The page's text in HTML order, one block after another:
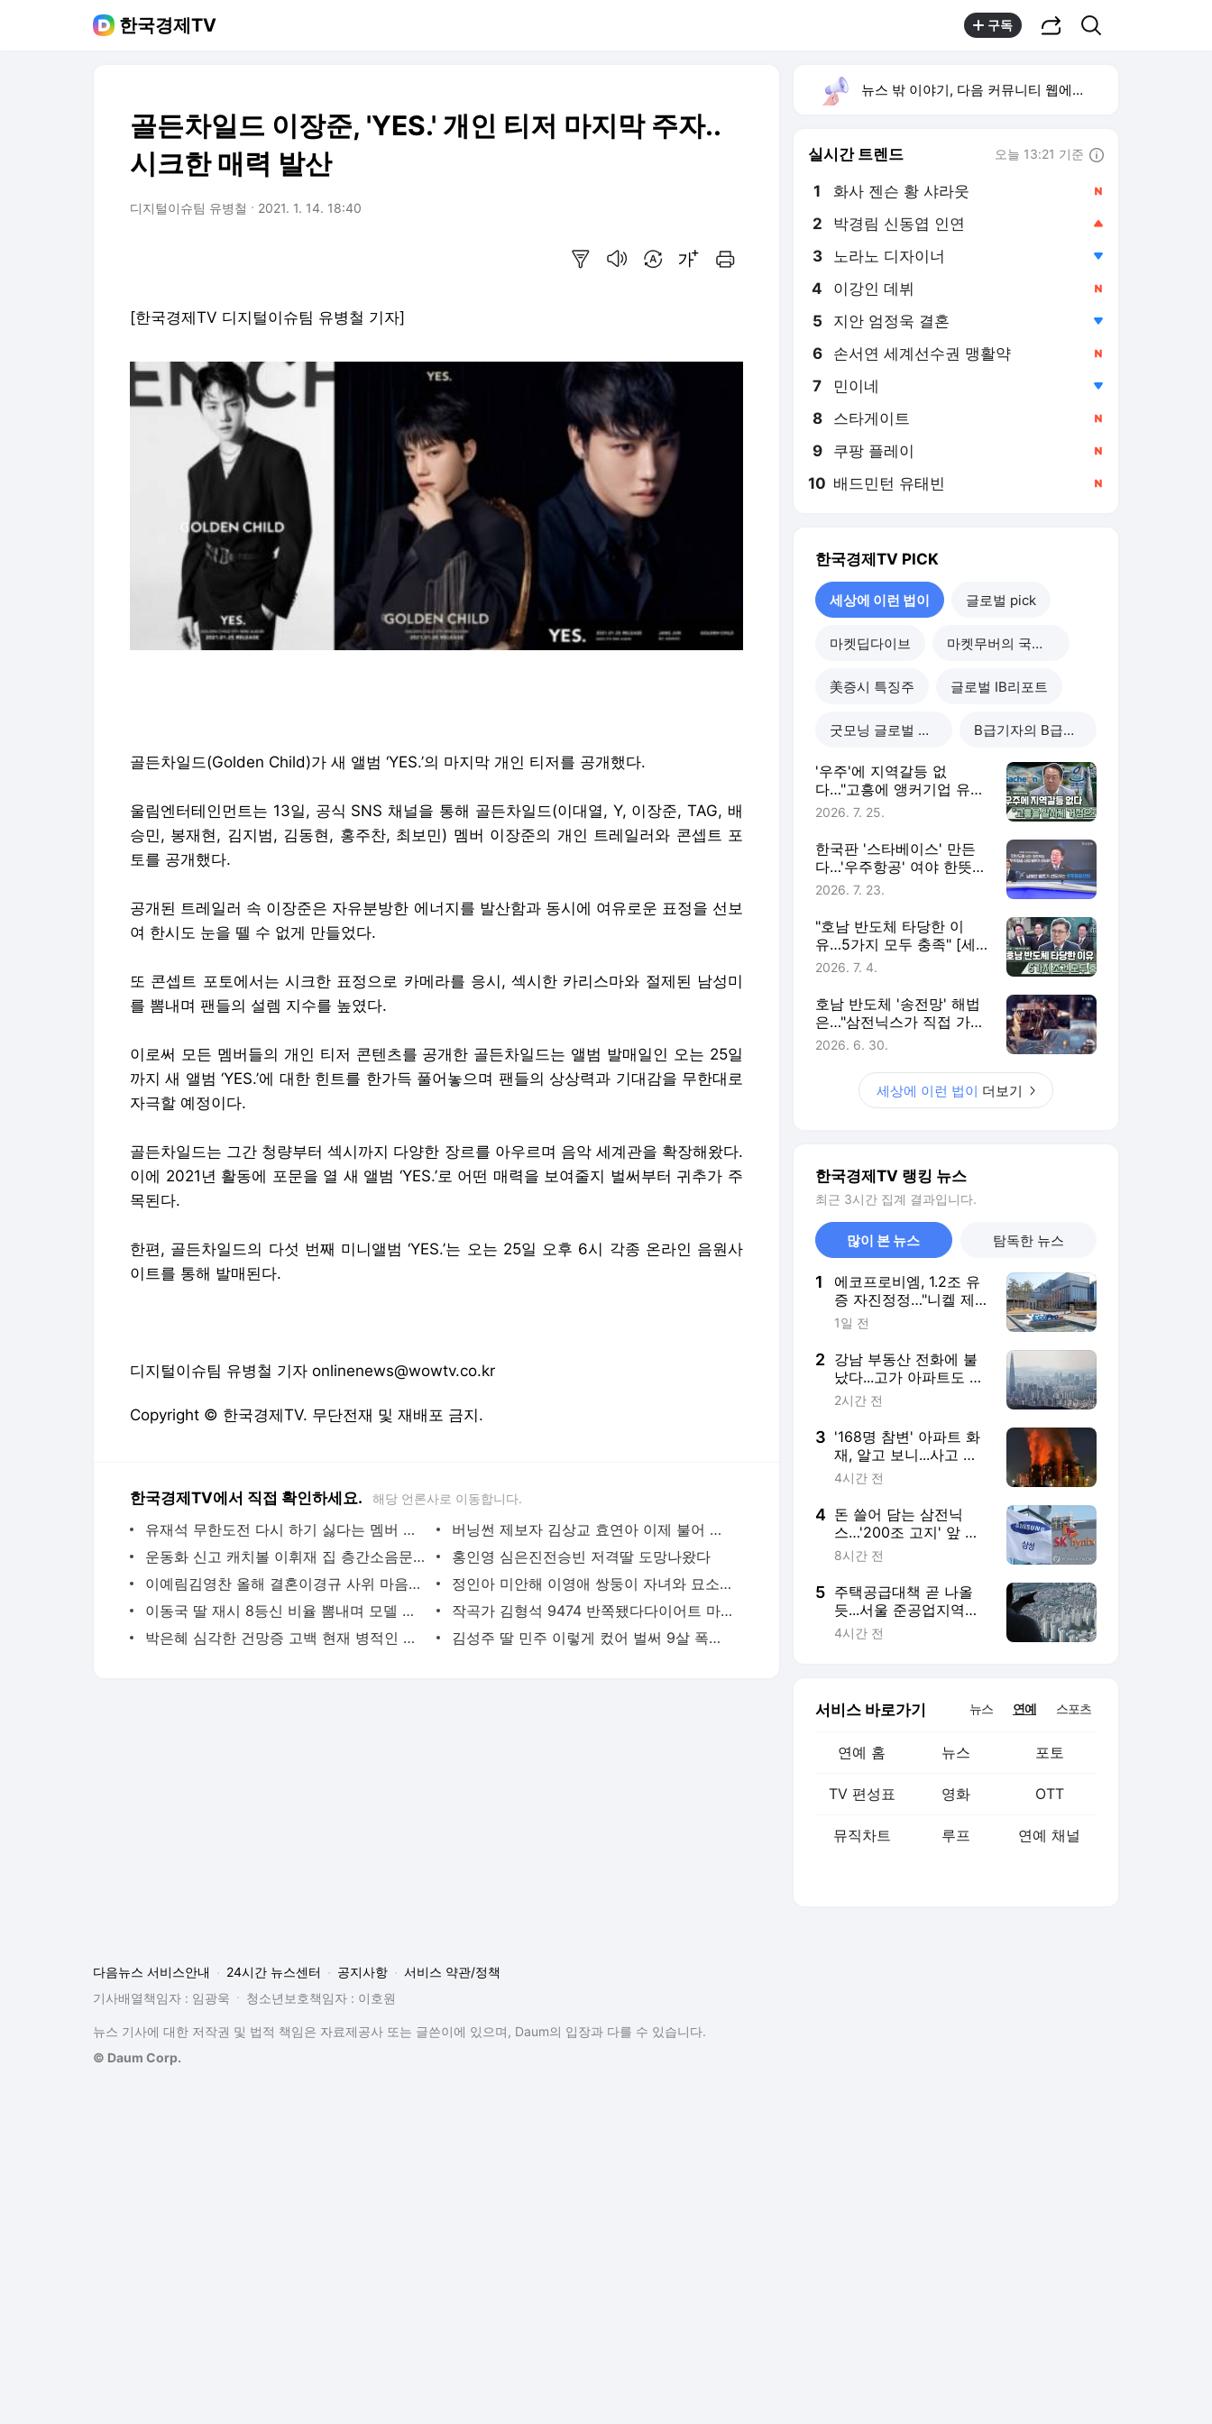
한국경제TV 구독
골든차일드 이장준, 'YES.' 개인 티저 마지막 주자..
시크한 매력 발산
디지털이슈팀 유병철 2021. 1. 14. 18:40
[한국경제TV 디지털이슈팀 유병철 기자]
골든차일드(Golden Child)가 새 앨범 ‘YES.’의 마지막 개인 티저를 공개했다.
울림엔터테인먼트는 13일, 공식 SNS 채널을 통해 골든차일드(이대열, Y, 이장준, TAG, 배
승민, 봉재현, 김지범, 김동현, 홍주찬, 최보민) 멤버 이장준의 개인 트레일러와 콘셉트 포
토를 공개했다.
공개된 트레일러 속 이장준은 자유분방한 에너지를 발산함과 동시에 여유로운 표정을 선보
여 한시도 눈을 뗄 수 없게 만들었다.
또 콘셉트 포토에서는 시크한 표정으로 카메라를 응시, 섹시한 카리스마와 절제된 남성미
를 뽐내며 팬들의 설렘 지수를 높였다.
이로써 모든 멤버들의 개인 티저 콘텐츠를 공개한 골든차일드는 앨범 발매일인 오는 25일
까지 새 앨범 ‘YES.’에 대한 힌트를 한가득 풀어놓으며 팬들의 상상력과 기대감을 무한대로
자극할 예정이다.
골든차일드는 그간 청량부터 섹시까지 다양한 장르를 아우르며 음악 세계관을 확장해왔다.
이에 2021년 활동에 포문을 열 새 앨범 ‘YES.’로 어떤 매력을 보여줄지 벌써부터 귀추가 주
목된다.
한편, 골든차일드의 다섯 번째 미니앨범 ‘YES.’는 오는 25일 오후 6시 각종 온라인 음원사
이트를 통해 발매된다.
디지털이슈팀 유병철 기자 onlinenews@wowtv.co.kr
Copyright © 한국경제TV. 무단전재 및 재배포 금지.
한국경제TV에서 직접 확인하세요. 해당 언론사로 이동합니다.
유재석 무한도전 다시 하기 싫다는 멤버 있어
버닝썬 제보자 김상교 효연아 이제 불어 증언 촉구
운동화 신고 캐치볼 이휘재 집 층간소음문정원 사과
홍인영 심은진전승빈 저격딸 도망나왔다
이예림김영찬 올해 결혼이경규 사위 마음에 들어
정인아 미안해 이영애 쌍둥이 자녀와 묘소 찾아 눈물
이동국 딸 재시 8등신 비율 뽐내며 모델 포스
작곡가 김형석 9474 반쪽됐다다이어트 마법
박은혜 심각한 건망증 고백 현재 병적인 상태
김성주 딸 민주 이렇게 컸어 벌써 9살 폭풍성장
뉴스 밖 이야기, 다음 커뮤니티 웹에서 보기
실시간 트렌드 오늘 13:21 기준
1 화사 젠슨 황 샤라웃
2 박경림 신동엽 인연
3 노라노 디자이너
4 이강인 데뷔
5 지안 엄정욱 결혼
6 손서연 세계선수권 맹활약
7 민이네
8 스타게이트
9 쿠팡 플레이
10 배드민턴 유태빈
한국경제TV PICK
세상에 이런 법이 글로벌 pick
마켓딥다이브 마켓무버의 국장힌트
美증시 특징주 글로벌 IB리포트
굿모닝 글로벌 이슈 B급기자의 B급리포트
'우주'에 지역갈등 없
다…"고흥에 앵커기업 유
치" [세상에 이런 법이]
2026. 7. 25.
한국판 '스타베이스' 만든
다…'우주항공' 여야 한뜻
[세상에 이런 법이]
2026. 7. 23.
"호남 반도체 타당한 이
유…5가지 모두 충족" [세
상에 이런 법이]
2026. 7. 4.
호남 반도체 '송전망' 해법
은…"삼전닉스가 직접 가
능" [세상에 이런 법이]
2026. 6. 30.
세상에 이런 법이 더보기
한국경제TV 랭킹 뉴스
최근 3시간 집계 결과입니다.
많이 본 뉴스 탐독한 뉴스
1
에코프로비엠, 1.2조 유
증 자진정정…"니켈 제
련소 내년 3월 완공"
1일 전
2 강남 부동산 전화에 불
났다...고가 아파트도 호
가 '뚝'
2시간 전
3 '168명 참변' 아파트 화
재, 알고 보니...사고 원
인 나왔다 [글로벌 pick]
4시간 전
4 돈 쓸어 담는 삼전닉
스…'200조 고지' 앞 中
추격·이익배분 변수
8시간 전
5 주택공급대책 곧 나올
듯...서울 준공업지역
2.7만가구 '박차'
4시간 전
서비스 바로가기 뉴스 연예 스포츠
연예 홈 뉴스 포토
TV 편성표 영화 OTT
뮤직차트 루프 연예 채널
다음뉴스 서비스안내 24시간 뉴스센터 공지사항
서비스 약관/정책
기사배열책임자 : 임광욱
청소년보호책임자 : 이호원
뉴스 기사에 대한 저작권 및 법적 책임은 자료제공사 또는 글쓴이에 있으며, Daum의 입장과 다를 수 있습니다.
© Daum Corp.